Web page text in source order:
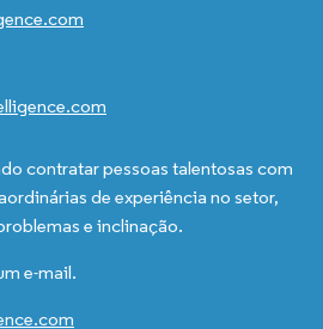
contratar pessoas talentosas com
de experiência no setor,
e inclinação.
e-mail.